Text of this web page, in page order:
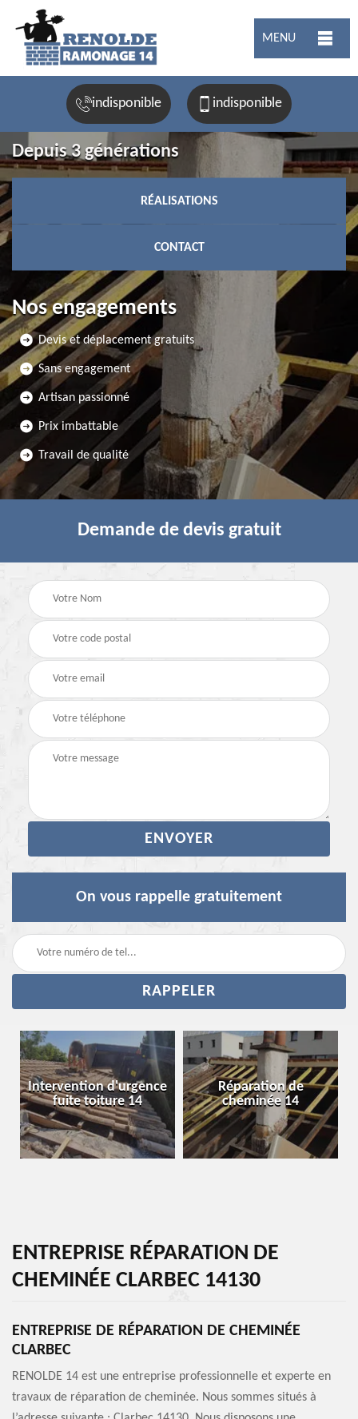
MENU
indisponible indisponible
Depuis 3 générations
RÉALISATIONS
CONTACT
Nos engagements
Devis et déplacement gratuits
Sans engagement
Artisan passionné
Prix imbattable
Travail de qualité
Demande de devis gratuit
On vous rappelle gratuitement
Intervention d'urgence
fuite toiture 14
Réparation de
cheminée 14
ENTREPRISE RÉPARATION DE
CHEMINÉE CLARBEC 14130
ENTREPRISE DE RÉPARATION DE CHEMINÉE
CLARBEC
RENOLDE 14 est une entreprise professionnelle et experte en
travaux de réparation de cheminée. Nous sommes situés à